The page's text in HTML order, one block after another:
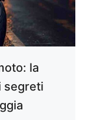
la
segreti